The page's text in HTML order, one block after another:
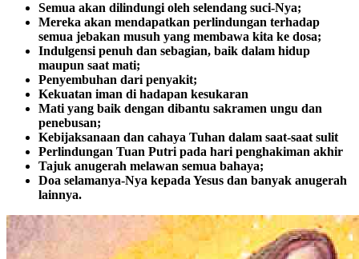
Semua akan dilindungi oleh selendang suci-Nya;
Mereka akan mendapatkan perlindungan terhadap
semua jebakan musuh yang membawa kita ke dosa;
Indulgensi penuh dan sebagian, baik dalam hidup
maupun saat mati;
Penyembuhan dari penyakit;
Kekuatan iman di hadapan kesukaran
Mati yang baik dengan dibantu sakramen ungu dan
penebusan;
Kebijaksanaan dan cahaya Tuhan dalam saat-saat sulit
Perlindungan Tuan Putri pada hari penghakiman akhir
Tajuk anugerah melawan semua bahaya;
Doa selamanya-Nya kepada Yesus dan banyak anugerah
lainnya.